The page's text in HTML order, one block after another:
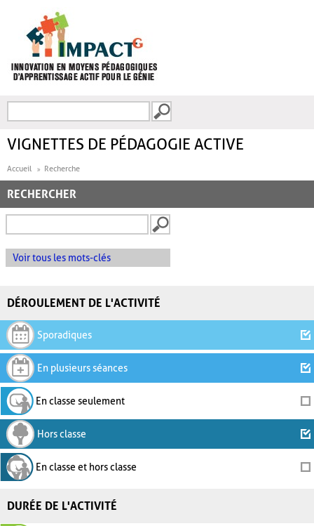
FORMULAIRE DE
VIGNETTES DE PÉDAGOGIE ACTIVE
Accueil Recherche
RECHERCHER
Voir tous les mots-clés
DÉROULEMENT DE L'ACTIVITÉ
Sporadiques
En plusieurs séances
En classe seulement
Hors classe
En classe et hors classe
DURÉE DE L'ACTIVITÉ